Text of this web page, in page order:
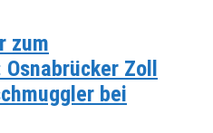
zum
Zoll
bei